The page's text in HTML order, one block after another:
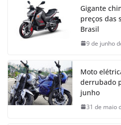
Gigante
preços das
Brasil
9 de junho
Moto
derrubado
junho
31 de maio